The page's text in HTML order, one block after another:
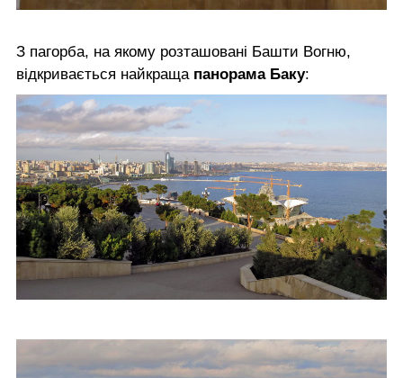
З пагорба, на якому розташовані Башти Вогню,
відкривається найкращапанорама Баку: